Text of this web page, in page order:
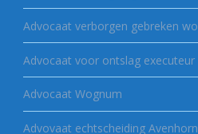
Advocaat verborgen gebreken
Advocaat voor ontslag executeur
Advocaat Wognum
Advovaat echtscheiding